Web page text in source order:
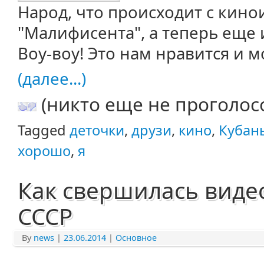
Народ, что происходит с
"Малифисента", а теперь еще
Воу-воу! Это нам нравится и
(далее...)
(никто еще не
Tagged деточки, друзи, кино,
хорошо, я
Как свершилась
СССР
By news | 23.06.2014 | Основное